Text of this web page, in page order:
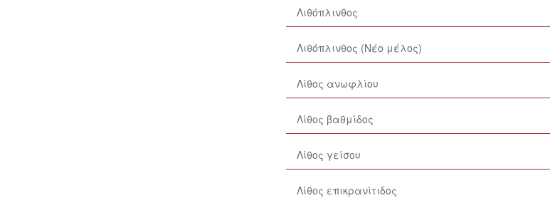
Λιθόπλινθος
Λιθόπλινθος (Νέο μέλος)
Λίθος ανωφλίου
Λίθος βαθμίδος
Λίθος γείσου
Λίθος επικρανίτιδος